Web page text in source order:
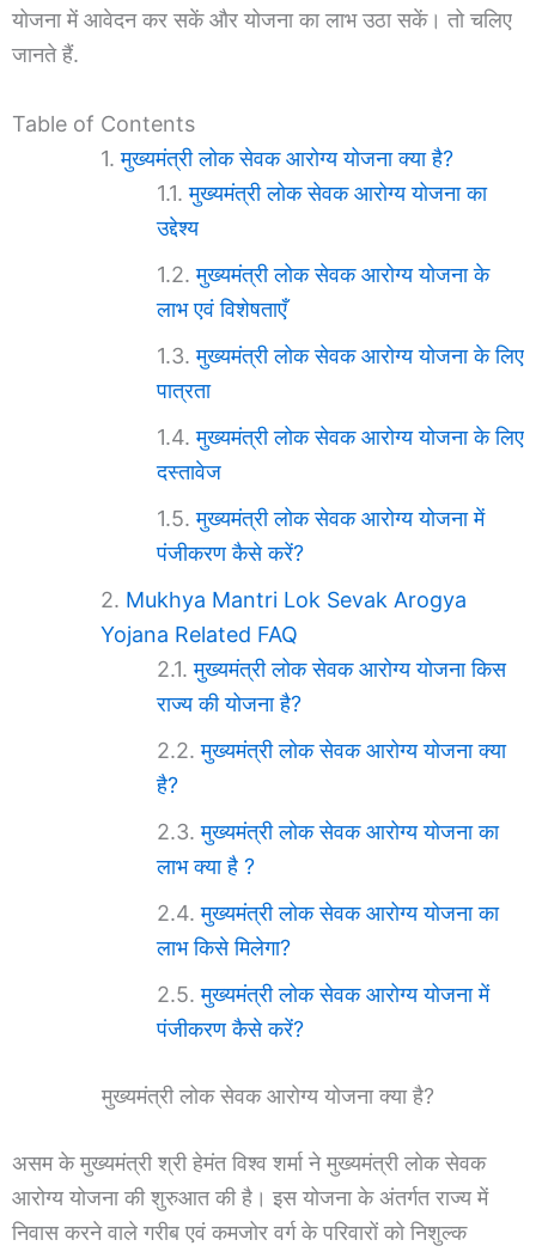
योजना में आवेदन कर सकें और योजना का लाभ उठा सकें। तो चलिए
जानते हैं.
Table of Contents
मुख्यमंत्री लोक सेवक आरोग्य योजना क्या है?
मुख्यमंत्री लोक सेवक आरोग्य योजना का
उद्देश्य
मुख्यमंत्री लोक सेवक आरोग्य योजना के
लाभ एवं विशेषताएँ
मुख्यमंत्री लोक सेवक आरोग्य योजना के लिए
पात्रता
मुख्यमंत्री लोक सेवक आरोग्य योजना के लिए
दस्तावेज
मुख्यमंत्री लोक सेवक आरोग्य योजना में
पंजीकरण कैसे करें?
Mukhya Mantri Lok Sevak Arogya
Yojana Related FAQ
मुख्यमंत्री लोक सेवक आरोग्य योजना किस
राज्य की योजना है?
मुख्यमंत्री लोक सेवक आरोग्य योजना क्या
है?
मुख्यमंत्री लोक सेवक आरोग्य योजना का
लाभ क्या है ?
मुख्यमंत्री लोक सेवक आरोग्य योजना का
लाभ किसे मिलेगा?
मुख्यमंत्री लोक सेवक आरोग्य योजना में
पंजीकरण कैसे करें?
मुख्यमंत्री लोक सेवक आरोग्य योजना क्या है?
असम के मुख्यमंत्री श्री हेमंत विश्व शर्मा ने मुख्यमंत्री लोक सेवक
आरोग्य योजना की शुरुआत की है। इस योजना के अंतर्गत राज्य में
निवास करने वाले गरीब एवं कमजोर वर्ग के परिवारों को निशुल्क